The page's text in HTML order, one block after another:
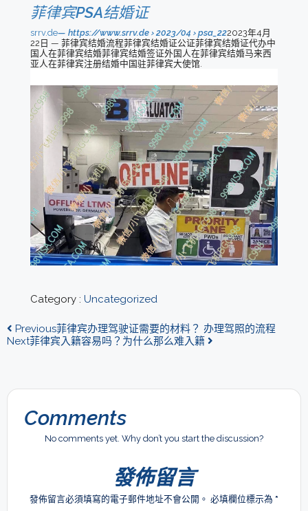
菲律宾PSA结婚证
srrv.de https://www.srrv.de › 2023/04 › psa_222023年4月
22日 — 菲律宾结婚流程菲律宾结婚证公证菲律宾结婚证代办中
国人在菲律宾结婚菲律宾结婚签证外国人在菲律宾结婚马来西
亚人在菲律宾注册结婚中国驻菲律宾大使馆.
Category : Uncategorized
Previous菲律宾办理驾驶证需要的材料？ 办理驾照的流程
Next菲律宾入籍容易吗？为什么那么难入籍
Comments
No comments yet. Why don’t you start the discussion?
發佈留言
發佈留言必須填寫的電子郵件地址不會公開。 必填欄位標示為 *